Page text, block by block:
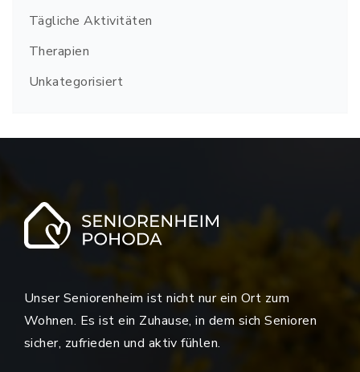
Tägliche Aktivitäten
Therapien
Unkategorisiert
Unser Seniorenheim ist nicht nur ein Ort zum
Wohnen. Es ist ein Zuhause, in dem sich Senioren
sicher, zufrieden und aktiv fühlen.